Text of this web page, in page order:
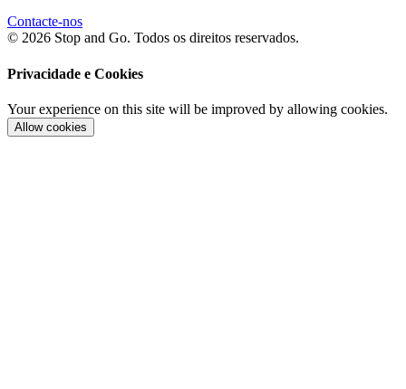
Contacte-nos
© 2026 Stop and Go. Todos os direitos reservados.
Privacidade e Cookies
Your experience on this site will be improved by allowing cookies.
Allow cookies